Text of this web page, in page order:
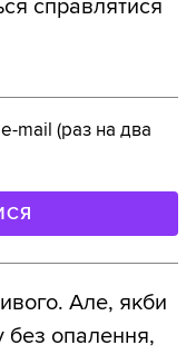
справлятися
mail (раз на два
Але, якби
без опалення,